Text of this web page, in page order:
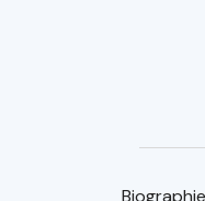
Biographie